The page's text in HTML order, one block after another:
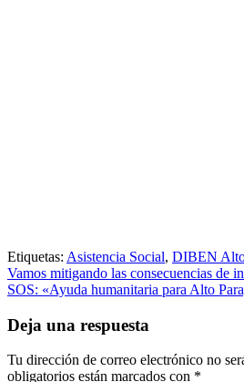
Etiquetas: Asistencia Social, DIBEN
Navegación
de
entradas
Vamos mitigando las consecuencias de
SOS: «Ayuda humanitaria para Alto
Deja una respuesta
Tu dirección de correo electrónico no
obligatorios están marcados con *